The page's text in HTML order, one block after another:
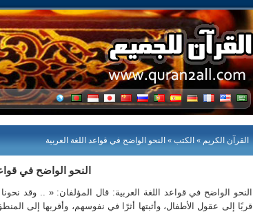
القرآن الكريم » الكتب » النحو الواضح في قواعد اللغة العربية
النحو الواضح في
النحو الواضح في قواعد اللغة العربية: قال المؤلفان: « .. وقد
قربًا إلى عقول الأطفال، وأثبتها أثرًا في نفوسهم، وأقربها إلى